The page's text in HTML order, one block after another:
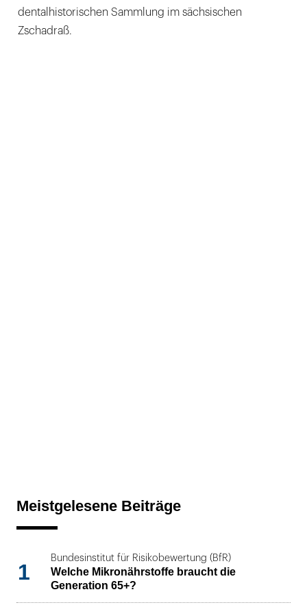
dentalhistorischen Sammlung im sächsischen
Zschadraß.
Meistgelesene Beiträge
1
Bundesinstitut für Risikobewertung (BfR)
Welche Mikronährstoffe braucht die
Generation 65+?